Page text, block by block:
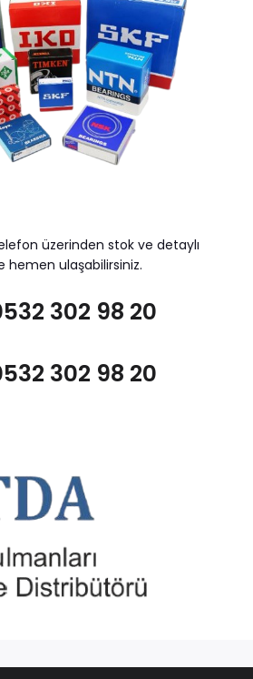
üzerinden stok ve detaylı
hemen ulaşabilirsiniz.
302 98 20
302 98 20